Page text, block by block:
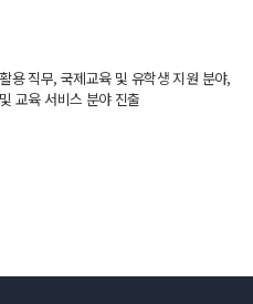
용 직무, 국제교육 및 유학생 지원 분야,
교육 서비스 분야 진출